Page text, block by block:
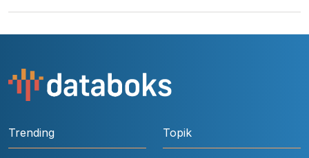
Trending Topik